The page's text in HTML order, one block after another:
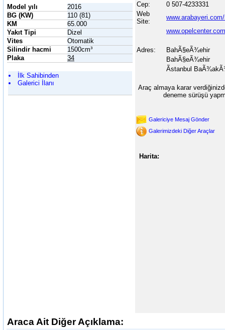
Model yılı
2016
BG (KW)
110 (81)
KM
65.000
Yakıt Tipi
Dizel
Vites
Otomatik
Silindir hacmi
1500cm³
Plaka
34
İlk Sahibinden
Galerici İlanı
Cep:
0 507-4233331
Web
Site:
www.opelcenter.com
Adres:
BahÃ§eÃ¾ehir
BahÃ§eÃ¾ehir
Ãstanbul
Araç almaya karar
deneme sürüşü
Galericiye Mesaj Gönder
Galerimizdeki Diğer Araçlar
Harita:
Araca Ait Diğer Açıklama: